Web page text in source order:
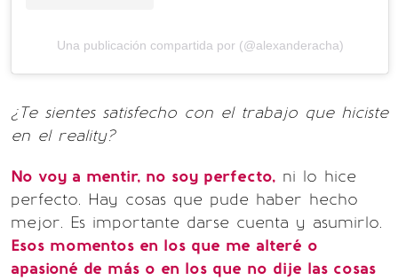
Una publicación compartida por (@alexanderacha)
¿Te sientes satisfecho con el trabajo que hiciste
en el reality?
No voy a mentir, no soy perfecto, ni lo hice
perfecto. Hay cosas que pude haber hecho
mejor. Es importante darse cuenta y asumirlo.
Esos momentos en los que me alteré o
apasioné de más o en los que no dije las cosas